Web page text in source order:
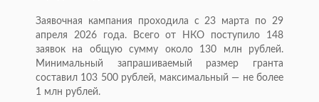
Заявочная кампания проходила с 23 марта по 29
апреля 2026 года. Всего от НКО поступило 148
заявок на общую сумму около 130 млн рублей.
Минимальный запрашиваемый размер гранта
составил 103 500 рублей, максимальный — не более
1 млн рублей.